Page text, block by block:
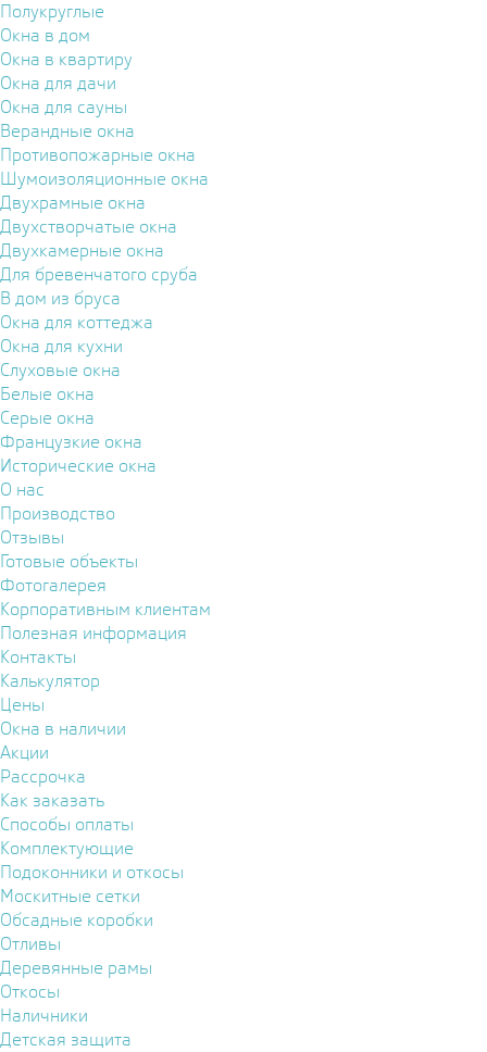
Полукруглые
Окна в дом
Окна в квартиру
Окна для дачи
Окна для сауны
Верандные окна
Противопожарные окна
Шумоизоляционные окна
Двухрамные окна
Двухстворчатые окна
Двухкамерные окна
Для бревенчатого сруба
В дом из бруса
Окна для коттеджа
Окна для кухни
Слуховые окна
Белые окна
Серые окна
Французкие окна
Исторические окна
О нас
Производство
Отзывы
Готовые объекты
Фотогалерея
Корпоративным клиентам
Полезная информация
Контакты
Калькулятор
Цены
Окна в наличии
Акции
Рассрочка
Как заказать
Способы оплаты
Комплектующие
Подоконники и откосы
Москитные сетки
Обсадные коробки
Отливы
Деревянные рамы
Откосы
Наличники
Детская защита